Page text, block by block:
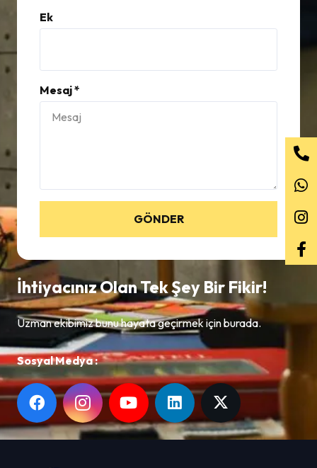
Ek
Mesaj *
GÖNDER
İhtiyacınız Olan Tek Şey Bir Fikir!
Uzman ekibimiz bunu hayata geçirmek için burada.
Sosyal Medya :